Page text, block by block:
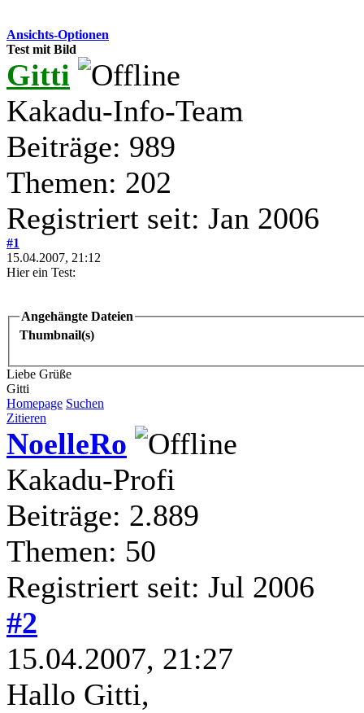
Ansichts-Optionen
Test mit Bild
Gitti
Kakadu-Info-Team
Beiträge: 989
Themen: 202
Registriert seit: Jan 2006
#1
15.04.2007, 21:12
Hier ein Test:
Angehängte Dateien
Thumbnail(s)
Liebe Grüße
Gitti
Homepage Suchen
Zitieren
NoelleRo
Kakadu-Profi
Beiträge: 2.889
Themen: 50
Registriert seit: Jul 2006
#2
15.04.2007, 21:27
Hallo Gitti,